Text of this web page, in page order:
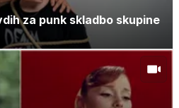
za punk skladbo skupine